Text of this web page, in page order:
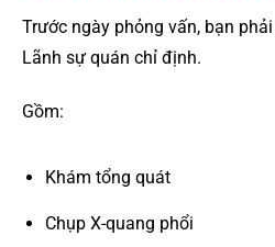
Trước ngày phỏng vấn, bạn
Lãnh sự quán chỉ định.
Gồm:
Khám tổng quát
Chụp X-quang phổi